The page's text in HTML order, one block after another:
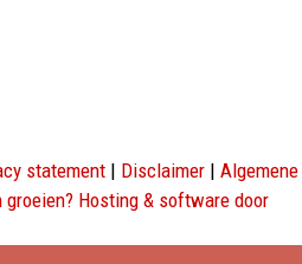
statement | Disclaimer | Algemene
groeien? Hosting & software door